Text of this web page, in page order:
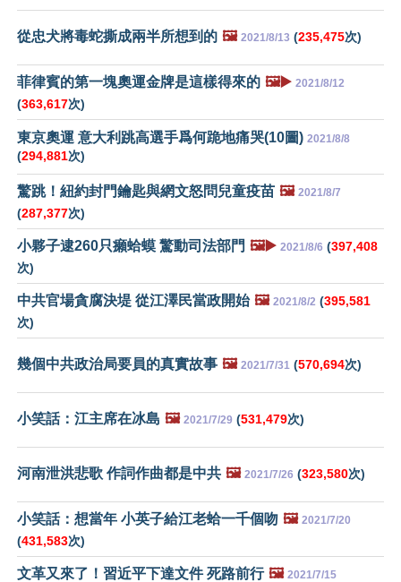
從忠犬將毒蛇撕成兩半所想到的 🖼️ 2021/8/13 (235,475次)
菲律賓的第一塊奧運金牌是這樣得來的 🖼️▶️ 2021/8/12
(363,617次)
東京奧運 意大利跳高選手爲何跪地痛哭(10圖) 2021/8/8
(294,881次)
驚跳！紐約封門鑰匙與網文怒問兒童疫苗 🖼️ 2021/8/7
(287,377次)
小夥子逮260只癩蛤蟆 驚動司法部門 🖼️▶️ 2021/8/6 (397,408
次)
中共官場貪腐決堤 從江澤民當政開始 🖼️ 2021/8/2 (395,581
次)
幾個中共政治局要員的真實故事 🖼️ 2021/7/31 (570,694次)
小笑話：江主席在冰島 🖼️ 2021/7/29 (531,479次)
河南泄洪悲歌 作詞作曲都是中共 🖼️ 2021/7/26 (323,580次)
小笑話：想當年 小英子給江老蛤一千個吻 🖼️ 2021/7/20
(431,583次)
文革又來了！習近平下達文件 死路前行 🖼️ 2021/7/15